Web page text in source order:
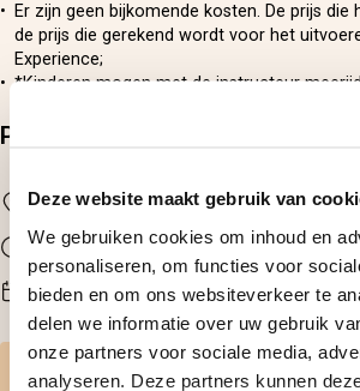
Deze website maakt gebruik van
We gebruiken cookies om inhoud en
personaliseren, om functies voor
bieden en om ons websiteverkeer te
delen we informatie over uw gebruik
onze partners voor sociale media,
analyseren. Deze partners kunnen
Er zijn geen bijkomende kosten. De prijs
de prijs die gerekend wordt voor het
Experience;
*Kinderen mogen met de instructeur
Praktische informatie
Locatie
Maassluis
Duur
60 minuten
Na reservering
Zelf datum kiezen